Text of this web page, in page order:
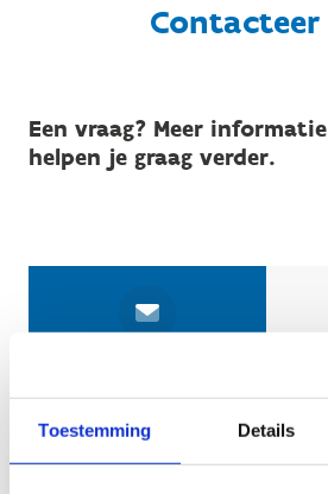
Toestemming Details
Contacteer
Een vraag? Meer
helpen je graag verder.